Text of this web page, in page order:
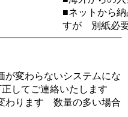
■ネットから
すが 別紙必
が変わらないシステムにな
してご連絡いたします
わります 数量の多い場合